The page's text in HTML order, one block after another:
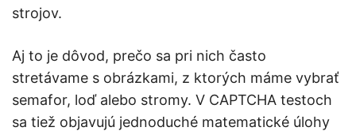
strojov.
Aj to je dôvod, prečo sa pri nich často
stretávame s obrázkami, z ktorých máme vybrať
semafor, loď alebo stromy. V CAPTCHA testoch
sa tiež objavujú jednoduché matematické úlohy